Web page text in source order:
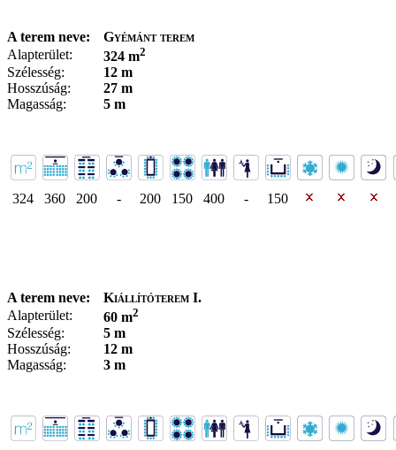
A terem neve:
Gyémánt terem
Alapterület:
324 m2
Szélesség:
12 m
Hosszúság:
27 m
Magasság:
5 m
324 360 200 - 200 150 400 - 150
A terem neve:
Kiállítóterem I.
Alapterület:
60 m2
Szélesség:
5 m
Hosszúság:
12 m
Magasság:
3 m